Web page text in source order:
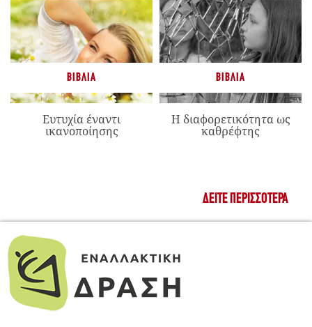
ΒΙΒΛΊΑ
Ευτυχία έναντι
ικανοποίησης
ΒΙΒΛΊΑ
Η διαφορετικότητα ως
καθρέφτης
ΔΕΊΤΕ ΠΕΡΙΣΣΌΤΕΡΑ